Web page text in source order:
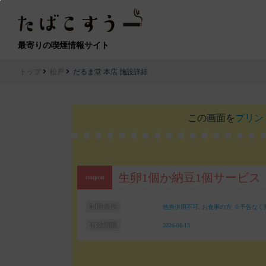
最寄りの喫煙情報サイト
トップ 松戸 だるま堂 本店 施設詳細
この画面をプリン
生卵1個か納豆1個サービス
他券併用不可, お食事の方 ※予告なく
2026-08-13